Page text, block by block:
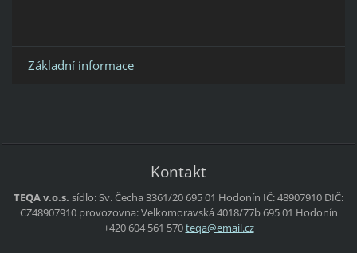
Základní informace
Kontakt
TEQA v.o.s. sídlo:Sv. Čecha 3361/20695 01 Hodonín IČ: 48907910 DIČ:
CZ48907910 provozovna:Velkomoravská 4018/77b695 01 Hodonín
+420 604 561 570teqa@email.cz